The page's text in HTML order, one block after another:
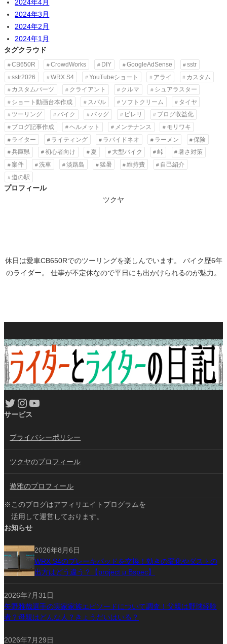
2024年4月
2024年3月
2024年2月
2024年1月
タグクラウド
CB650R CrowdWorks DIY GoogleAdSense
sstr
sstr2026
WRX S4 YouTubeショート アライ
カスタム
カスタムパーツ
クライアント クルマ
シュアラスター
ショート動画台本作成
スバル ソフトクリーム
タイヤ
ツーリング
バイク バッグ ピレリ
ブログ収益化
ブログ記事作成
ヘルメット メンテナンス
モリワキ
ライター
ライティング ラパイドネオ ラーメン
保険
兵庫県
初心者向け 夏 大型バイク 峠
暑さ対策
案件
洗車 淡路島 猛暑 維持費
自己紹介
道の駅
プロフィール
ツクヤ
休日は愛車CB650Rでのツーリングを楽しんでいます。 バイク歴6年
のライダー。 仕事が不定休なので平日にも出かけられるのが魅力。
Twitter Instagram YouTube
サービス
プライバシーポリシー
ツクヤのプロフィール
遊雅のプロフィール
※このブログはアフィリエイトプログラムを
活用して運営しております。
お知らせ
2026年8月6日
WRX S4のブレーキパッドを交換！効きの変化やダストの
出方はどう違う？【project μ Bspec】
2026年7月31日
矢野雅哉選手の実家家族エピソードについて調査！父親は野球経験
者？母親はどんな人？きょうだいはいる？
2026年7月29日